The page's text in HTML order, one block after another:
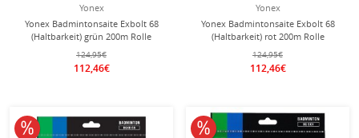
Yonex
Yonex Badmintonsaite Exbolt 68
(Haltbarkeit) grün 200m Rolle
124,95€
112,46€
Yonex
Yonex Badmintonsaite Exbolt 68
(Haltbarkeit) rot 200m Rolle
124,95€
112,46€
10% reduziert 10% reduziert